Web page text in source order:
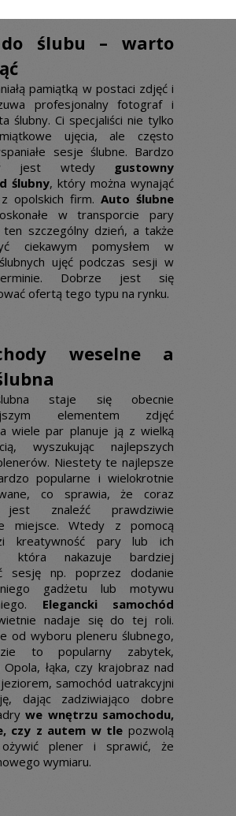
ślubu – warto
pamiątką w postaci zdjęć i
profesjonalny fotograf i
ślubny. Ci specjaliści nie tylko
ujęcia, ale często
sesje ślubne. Bardzo
jest wtedy gustowny
ślubny, który można wynająć
opolskich firm. Auto ślubne
w transporcie pary
ten szczególny dzień, a także
ciekawym pomysłem w
ujęć podczas sesji w
Dobrze jest się
ofertą tego typu na rynku.
weselne a
staje się obecnie
elementem zdjęć
a wiele par planuje ją z wielką
wyszukując najlepszych
Niestety te najlepsze
popularne i wielokrotnie
co sprawia, że coraz
znaleźć prawdziwie
miejsce. Wtedy z pomocą
kreatywność pary lub ich
która nakazuje bardziej
sesję np. poprzez dodanie
gadżetu lub motywu
Elegancki samochód
nadaje się do tej roli.
od wyboru pleneru ślubnego,
to popularny zabytek,
Opola, łąka, czy krajobraz nad
samochód uatrakcyjni
dając zadziwiająco dobre
we wnętrzu samochodu,
czy z autem w tle pozwolą
ożywić plener i sprawić, że
wymiaru.